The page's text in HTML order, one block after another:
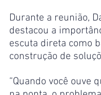
Durante a reunião,
destacou a
escuta direta como
construção de
“Quando você ouve